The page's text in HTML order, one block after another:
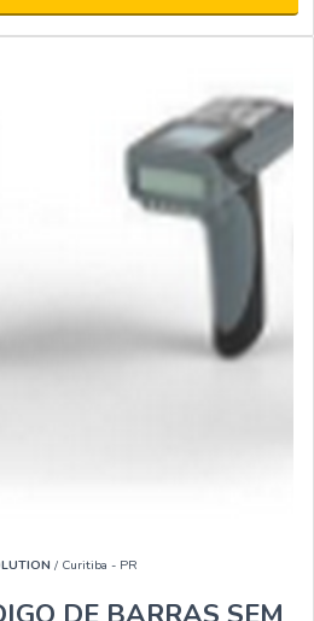
/ Curitiba - PR